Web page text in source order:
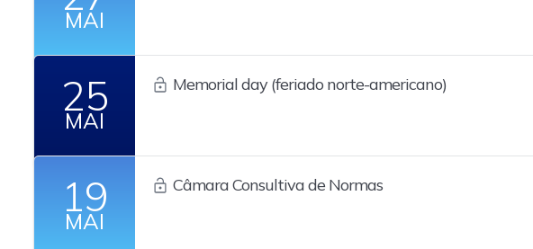
MAI
25
MAI
Memorial day (feriado norte-americano)
19
MAI
Câmara Consultiva de Normas